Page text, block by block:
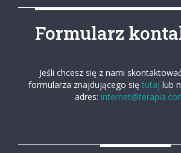
Formularz
Jeśli chcesz się z nami
formularza znajdującego się tutaj lub
adres: